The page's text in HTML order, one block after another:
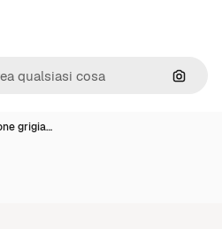
Cerca
grigia…